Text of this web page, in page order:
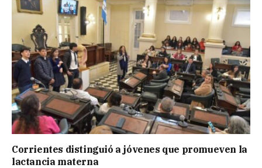
Corrientes distinguió a jóvenes que promueven la
lactancia materna